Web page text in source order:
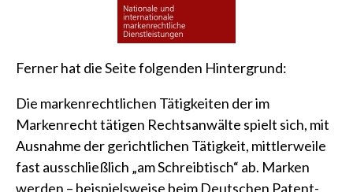
Ferner hat die Seite folgenden Hintergrund:
Die markenrechtlichen Tätigkeiten der im
Markenrecht tätigen Rechtsanwälte spielt sich, mit
Ausnahme der gerichtlichen Tätigkeit, mittlerweile
fast ausschließlich „am Schreibtisch“ ab. Marken
werden – beispielsweise beim Deutschen Patent-